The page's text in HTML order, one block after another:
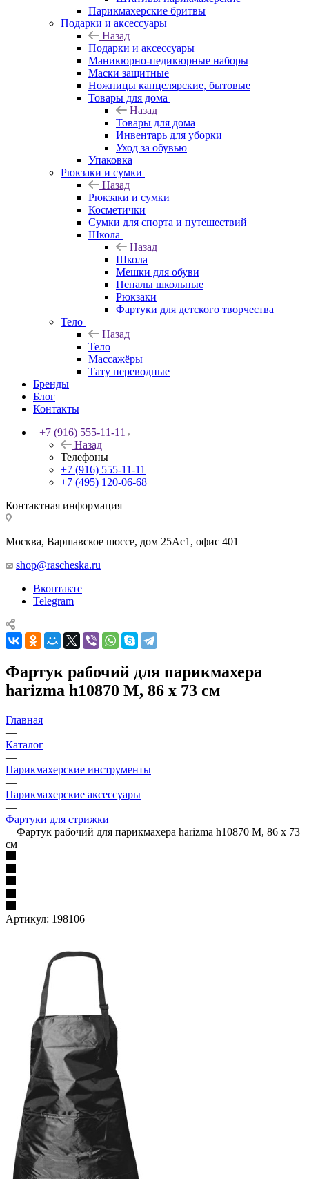
Парикмахерские бритвы
Подарки и аксессуары
Назад
Подарки и аксессуары
Маникюрно-педикюрные наборы
Маски защитные
Ножницы канцелярские, бытовые
Товары для дома
Назад
Товары для дома
Инвентарь для уборки
Уход за обувью
Упаковка
Рюкзаки и сумки
Назад
Рюкзаки и сумки
Косметички
Сумки для спорта и путешествий
Школа
Назад
Школа
Мешки для обуви
Пеналы школьные
Рюкзаки
Фартуки для детского творчества
Тело
Назад
Тело
Массажёры
Тату переводные
Бренды
Блог
Контакты
+7 (916) 555-11-11
Назад
Телефоны
+7 (916) 555-11-11
+7 (495) 120-06-68
Контактная информация
Москва, Варшавское шоссе, дом 25Аc1, офис 401
shop@rascheska.ru
Вконтакте
Telegram
Фартук рабочий для парикмахера
harizma h10870 M, 86 х 73 см
Главная
—
Каталог
—
Парикмахерские инструменты
—
Парикмахерские аксессуары
—
Фартуки для стрижки
—Фартук рабочий для парикмахера harizma h10870 M, 86 х 73
см
Артикул: 198106